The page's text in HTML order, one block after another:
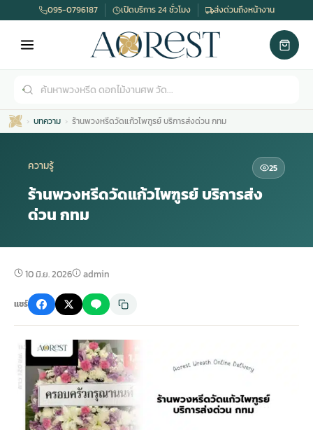
ดอกไม้หน้าศพ
จัดดอกไม้หน้าศพ
ดอกไม้หน้าหีบ
ดอกไม้หน้างานศพ
พวงหรีด กรุงเทพ
สั่งพวงหรีด
ร้านพวงหรีด
ดอกไม้พวงหรีด
มรุสีขาว
ไม้หน้าเมรุ
กไม้หน้าเมรุ
ไม้งานแต่ง
ไม้งานแต่ง ราคาถูก
ไม้งานแต่ง กรุงเทพ
อกไม้งานแต่ง
พวงหรีดพัดลม
พวงหรีดพัดลม ราคาถูก
พวงหรีดพัดลม กรุงเทพ
พวงหรีดพัดลม ส่งด่วน
รับจัดงานศพ
รับจัดงานศพ ครบวงจร
รับจัดงานศพ กรุงเทพ
แพ็คเกจจัดงานศพ
095-0796187 เปิดบริการ 24 ชั่วโมง ส่งด่วนถึงหน้างาน
บทความ ร้านพวงหรีดวัดแก้วไพฑูรย์ บริการส่งด่วน กทม
ความรู้ 25
ร้านพวงหรีดวัดแก้วไพฑูรย์ บริการส่ง
ด่วน กทม
10 มิ.ย. 2026 admin
แชร์